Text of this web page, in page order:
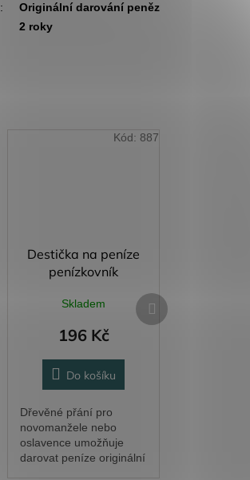
Destička na peníze
penízkovník
Skladem
196 Kč
Do košíku
Dřevěné přání pro
novomanžele nebo
oslavence umožňuje
darovat peníze originální
Kód: 887
Další
produkt
:
Originální darování peněz
2 roky